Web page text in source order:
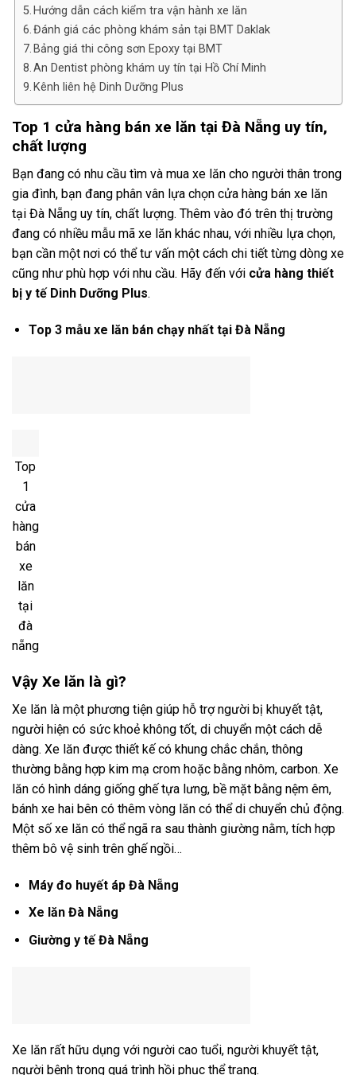
Hướng dẫn cách kiểm tra vận hành xe lăn
Đánh giá các phòng khám sản tại BMT Daklak
Bảng giá thi công sơn Epoxy tại BMT
An Dentist phòng khám uy tín tại Hồ Chí Minh
Kênh liên hệ Dinh Dưỡng Plus
Top 1 cửa hàng bán xe lăn tại Đà Nẵng uy tín,
chất lượng
Bạn đang có nhu cầu tìm và mua xe lăn cho người thân trong
gia đình, bạn đang phân vân lựa chọn cửa hàng bán xe lăn
tại Đà Nẵng uy tín, chất lượng. Thêm vào đó trên thị trường
đang có nhiều mẫu mã xe lăn khác nhau, với nhiều lựa chọn,
bạn cần một nơi có thể tư vấn một cách chi tiết từng dòng xe
cũng như phù hợp với nhu cầu. Hãy đến với cửa hàng thiết
bị y tế Dinh Dưỡng Plus.
Top 3 mẫu xe lăn bán chạy nhất tại Đà Nẵng
Top
1
cửa
hàng
bán
xe
lăn
tại
đà
nẵng
Vậy Xe lăn là gì?
Xe lăn là một phương tiện giúp hỗ trợ người bị khuyết tật,
người hiện có sức khoẻ không tốt, di chuyển một cách dễ
dàng. Xe lăn được thiết kế có khung chắc chắn, thông
thường bằng hợp kim mạ crom hoặc bằng nhôm, carbon. Xe
lăn có hình dáng giống ghế tựa lưng, bề mặt bằng nệm êm,
bánh xe hai bên có thêm vòng lăn có thể di chuyển chủ động.
Một số xe lăn có thể ngã ra sau thành giường nằm, tích hợp
thêm bô vệ sinh trên ghế ngồi…
Máy đo huyết áp Đà Nẵng
Xe lăn Đà Nẵng
Giường y tế Đà Nẵng
Xe lăn rất hữu dụng với người cao tuổi, người khuyết tật,
người bệnh trong quá trình hồi phục thể trạng.